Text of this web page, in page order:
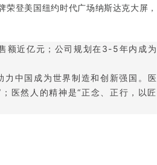
登美国纽约时代广场纳斯达克大屏，
额近亿元；公司规划在3-5年内成为
中国成为世界制造和创新强国。医
医然人的精神是“正念、正行，以匠